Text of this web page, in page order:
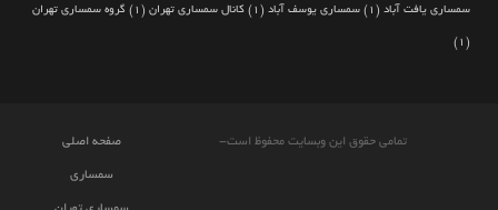
سمساری یافت آباد (1) سمساری یوسف آباد (1) کانال سمساری تهران (1) گروه سمساری تهران
(1)
صفحه اصلی
سمساری
تمامی حقوق این وبسایت محفوظ است-